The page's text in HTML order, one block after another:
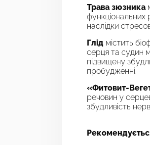
Трава зюзника
функціональних
наслідки
Глід містить
серця та судин
підвищену
пробудженні.
«Фитовит-
речовин у
збудливість